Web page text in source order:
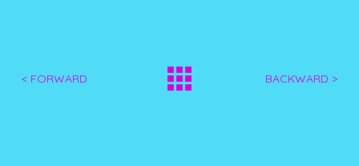
< FORWARD BACKWARD >